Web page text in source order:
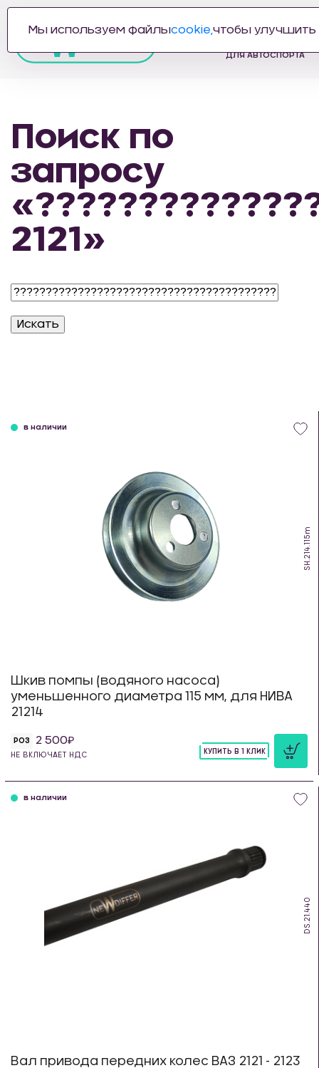
ПРОИЗВОДИТЕЛЬ
ДЛЯ АВТОСПОРТА
Поиск по
запросу
2121»
SH.214.115m
в наличии
Шкив помпы (водяного насоса)
уменьшенного диаметра 115 мм, для НИВА
21214
РОЗ 2 500
НЕ ВКЛЮЧАЕТ НДС
КУПИТЬ В 1 КЛИК
DS.21.440
в наличии
Вал привода передних колес ВАЗ 2121 - 2123
Мы используем файлыcookie, чтобы улучшить